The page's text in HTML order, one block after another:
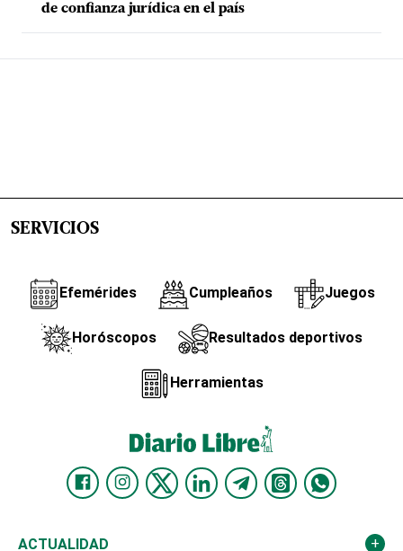
de confianza jurídica en el país
SERVICIOS
Efemérides Cumpleaños Juegos
Horóscopos Resultados deportivos
Herramientas
ACTUALIDAD